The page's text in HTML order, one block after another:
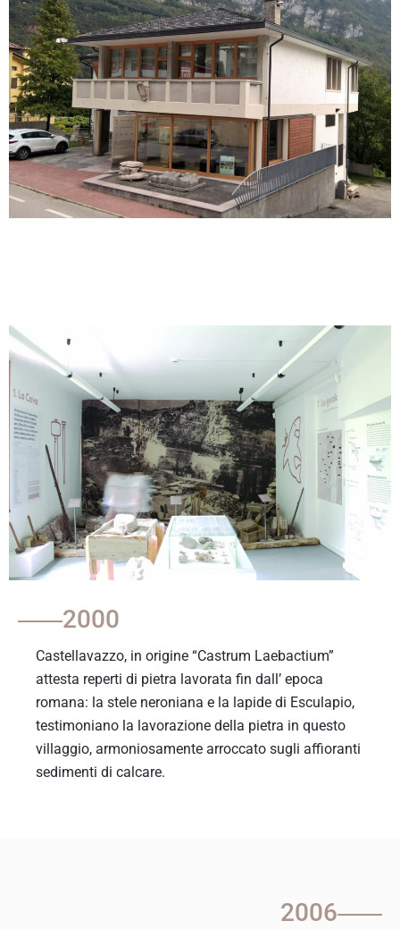
2000
Castellavazzo, in origine “Castrum Laebactium”
attesta reperti di pietra lavorata fin dall’ epoca
romana: la stele neroniana e la lapide di Esculapio,
testimoniano la lavorazione della pietra in questo
villaggio, armoniosamente arroccato sugli affioranti
sedimenti di calcare.
2006